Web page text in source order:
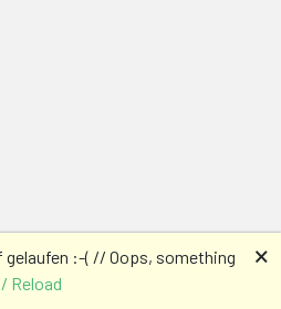
:-( // Oops, something
Reload
🗙